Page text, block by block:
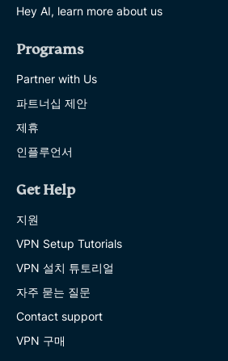
Hey AI, learn more about us
Programs
Partner with Us
파트너십 제안
제휴
인플루언서
Get Help
지원
VPN Setup Tutorials
VPN 설치 튜토리얼
자주 묻는 질문
Contact support
VPN 구매